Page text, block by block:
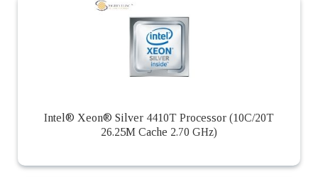
Intel® Xeon® Silver 4410T Processor (10C/20T
26.25M Cache 2.70 GHz)